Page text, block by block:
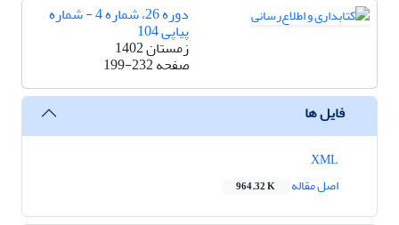
دوره 26، شماره 4 - شماره
پیاپی 104
زمستان 1402
صفحه199-232
فایل ها
اصل مقاله
964.32 K